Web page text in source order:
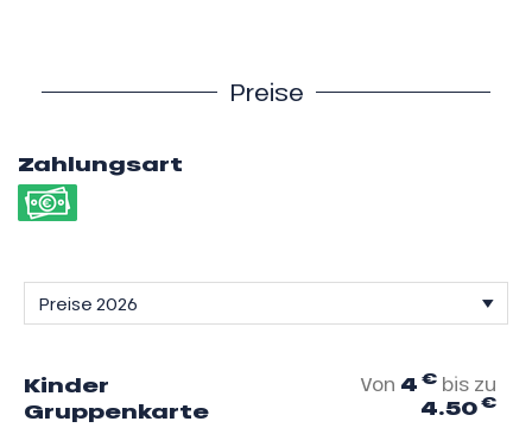
Preise
Zahlungsart
Kinder
Gruppenkarte
Von 4 € bis zu
4.50€